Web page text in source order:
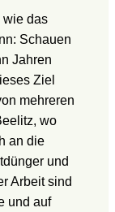
wie das
Schauen
Jahren
Ziel
mehreren
wo
an die
und
Arbeit sind
und auf